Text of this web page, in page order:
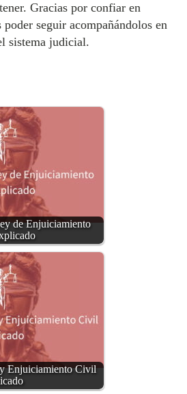
Gracias por confiar en
poder seguir acompañándolos en
sistema judicial.
de Enjuiciamiento
Enjuiciamiento Civil